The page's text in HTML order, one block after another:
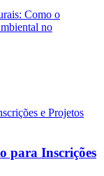
para Inscrições